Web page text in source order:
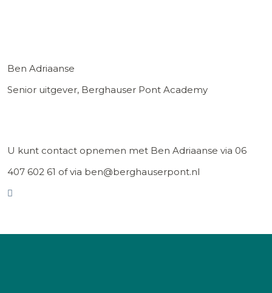
Ben Adriaanse
Senior uitgever, Berghauser Pont Academy
U kunt contact opnemen met Ben Adriaanse via 06
407 602 61 of via ben@berghauserpont.nl